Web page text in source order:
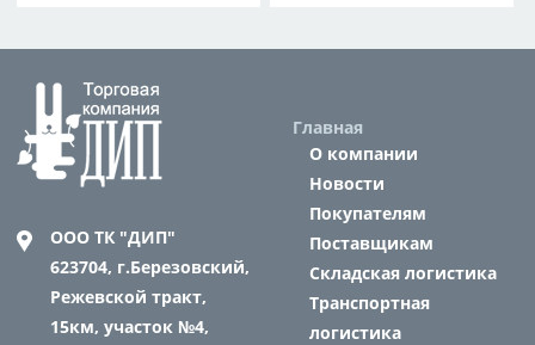
ООО ТК "ДИП"
623704, г.Березовский,
Режевской тракт,
15км, участок №4,
Главная
О компании
Новости
Покупателям
Поставщикам
Складская логистика
Транспортная
логистика